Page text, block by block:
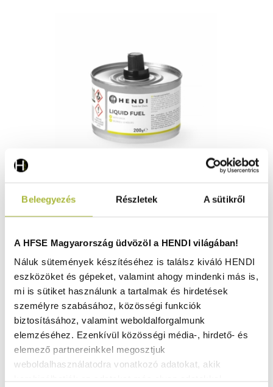
Beleegyezés Részletek A sütikről
A HFSE Magyarország üdvözöl a HENDI világában!
Náluk sütemények készítéséhez is találsz kiváló HENDI
eszközöket és gépeket, valamint ahogy mindenki más is,
mi is sütiket használunk a tartalmak és hirdetések
személyre szabásához, közösségi funkciók
biztosításához, valamint weboldalforgalmunk
elemzéséhez. Ezenkívül közösségi média-, hirdető- és
elemező partnereinkkel megosztjuk
weboldalhasználatodra vonatkozó adatokat, akik
HENDI 193938
16.280Ft
(12.819Ft+ ÁFA)
KOSÁRBA